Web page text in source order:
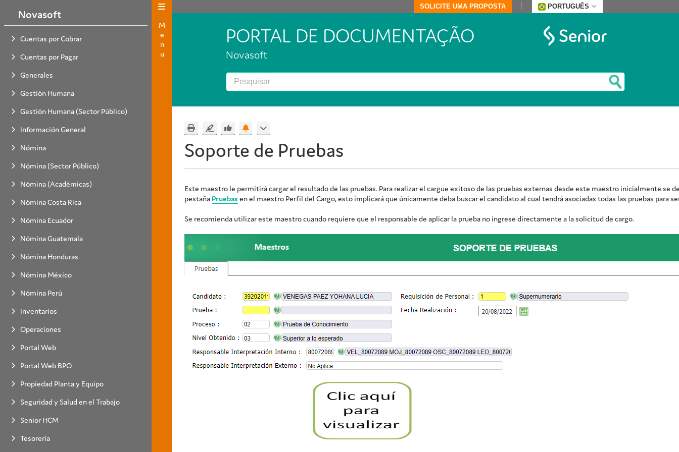
Novasoft
Cuentas por Cobrar
Cuentas por Pagar
Generales
Gestión Humana
Gestión Humana (Sector Público)
Información General
Nómina
Nómina (Sector Público)
Nómina (Académicas)
Nómina Costa Rica
Nómina Ecuador
Nómina Guatemala
Nómina Honduras
Nómina México
Nómina Perú
Inventarios
Operaciones
Portal Web
Portal Web BPO
Propiedad Planta y Equipo
Seguridad y Salud en el Trabajo
Senior HCM
Tesorería
Menu
SOLICITE UMA PROPOSTA PORTUGUÊS
PORTAL DE DOCUMENTAÇÃO
Novasoft
Soporte de Pruebas
Este maestro le permitirá cargar el resultado de las pruebas. Para realizar el cargue exitoso de las pruebas externas desde este maestro inicialmente se
pestaña Pruebas en el maestro Perfil del Cargo, esto implicará que únicamente deba buscar el candidato al cual tendrá asociadas todas las pruebas para
Se recomienda utilizar este maestro cuando requiere que el responsable de aplicar la prueba no ingrese directamente a la solicitud de cargo.